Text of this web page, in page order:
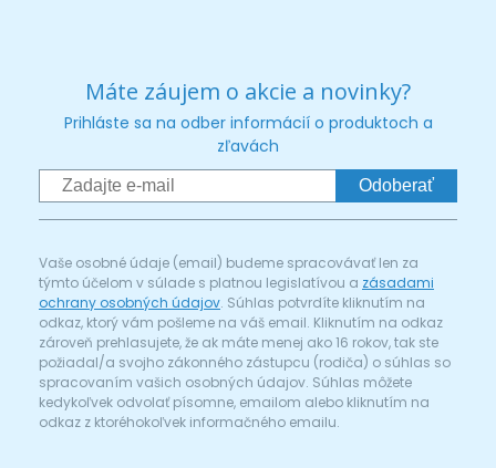
Máte záujem o akcie a novinky?
Prihláste sa na odber informácií o produktoch a
zľavách
Odoberať
Vaše osobné údaje (email) budeme spracovávať len za
týmto účelom v súlade s platnou legislatívou a zásadami
ochrany osobných údajov. Súhlas potvrdíte kliknutím na
odkaz, ktorý vám pošleme na váš email. Kliknutím na odkaz
zároveň prehlasujete, že ak máte menej ako 16 rokov, tak ste
požiadal/a svojho zákonného zástupcu (rodiča) o súhlas so
spracovaním vašich osobných údajov. Súhlas môžete
kedykoľvek odvolať písomne, emailom alebo kliknutím na
odkaz z ktoréhokoľvek informačného emailu.